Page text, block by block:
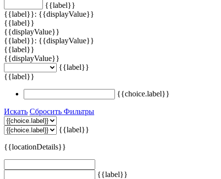
{{label}}
{{label}}: {{displayValue}}
{{label}}
{{displayValue}}
{{label}}: {{displayValue}}
{{label}}
{{displayValue}}
{{label}}
{{label}}
{{choice.label}}
Искать Сбросить Фильтры
{{label}}
{{locationDetails}}
{{label}}